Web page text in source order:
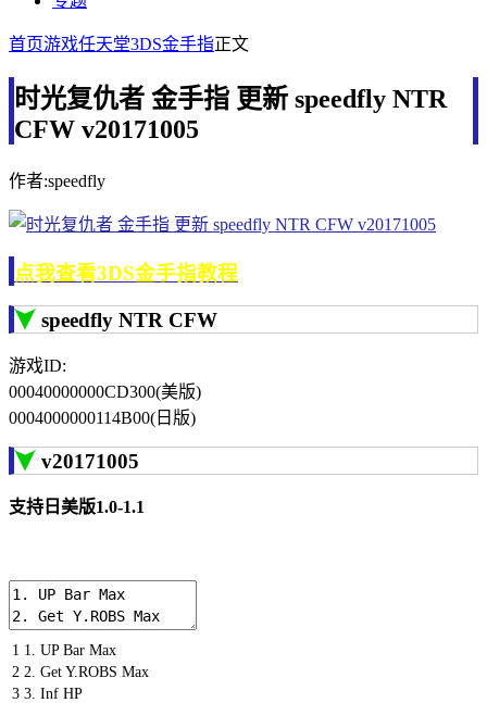
首页游戏任天堂3DS金手指正文
时光复仇者 金手指 更新 speedfly NTR
CFW v20171005
作者:speedfly
点我查看3DS金手指教程
speedfly NTR CFW
游戏ID:
00040000000CD300(美版)
0004000000114B00(日版)
v20171005
支持日美版1.0-1.1
1
2
3
1. UP Bar Max
2. Get Y.ROBS Max
3. Inf HP